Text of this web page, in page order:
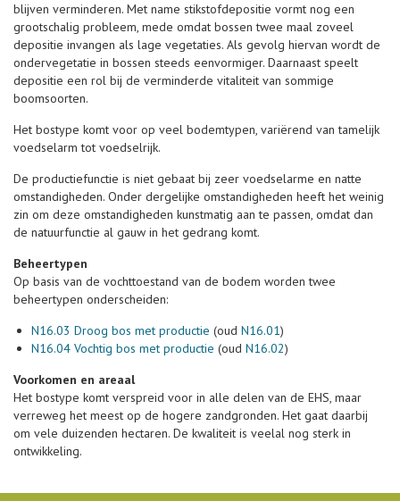
blijven verminderen. Met name stikstofdepositie vormt nog een
grootschalig probleem, mede omdat bossen twee maal zoveel
depositie invangen als lage vegetaties. Als gevolg hiervan wordt de
ondervegetatie in bossen steeds eenvormiger. Daarnaast speelt
depositie een rol bij de verminderde vitaliteit van sommige
boomsoorten.
Het bostype komt voor op veel bodemtypen, variërend van tamelijk
voedselarm tot voedselrijk.
De productiefunctie is niet gebaat bij zeer voedselarme en natte
omstandigheden. Onder dergelijke omstandigheden heeft het weinig
zin om deze omstandigheden kunstmatig aan te passen, omdat dan
de natuurfunctie al gauw in het gedrang komt.
Beheertypen
Op basis van de vochttoestand van de bodem worden twee
beheertypen onderscheiden:
N16.03 Droog bos met productie (oud N16.01)
N16.04 Vochtig bos met productie (oud N16.02)
Voorkomen en areaal
Het bostype komt verspreid voor in alle delen van de EHS, maar
verreweg het meest op de hogere zandgronden. Het gaat daarbij
om vele duizenden hectaren. De kwaliteit is veelal nog sterk in
ontwikkeling.